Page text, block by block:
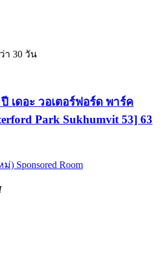
า 30 วัน
เดอะ วอเตอร์ฟอร์ด พาร์ค
Park Sukhumvit 53] 63
ม่) Sponsored Room